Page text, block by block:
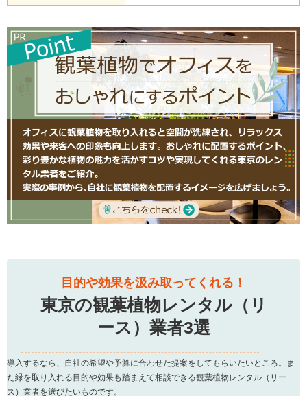
目的や効果を汲み取ってくれる！
東京の観葉植物レンタル（リ
ース）業者3選
導入するなら、自社の希望や予算に合わせた提案をしてもらいたいところ。ま
た緑を取り入れる目的や効果も踏まえて相談できる観葉植物レンタル（リー
ス）業者を選びたいものです。